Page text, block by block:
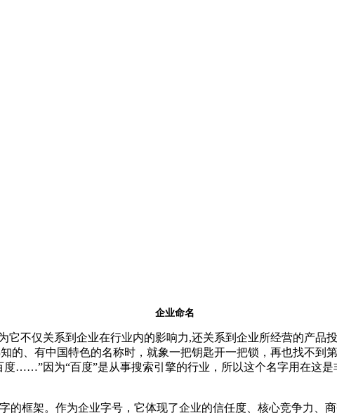
企业命名
它不仅关系到企业在行业内的影响力,还关系到企业所经营的产品
的、有中国特色的名称时，就象一把钥匙开一把锁，再也找不到
……”因为“百度”是从事搜索引擎的行业，所以这个名字用在这
架。作为企业字号，它体现了企业的信任度、核心竞争力、商